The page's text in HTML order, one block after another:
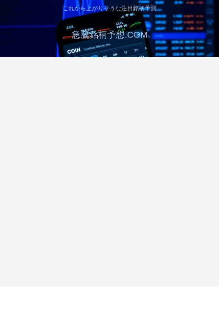
これから上がりそうな注目銘柄予測
急騰銘柄予想.COM